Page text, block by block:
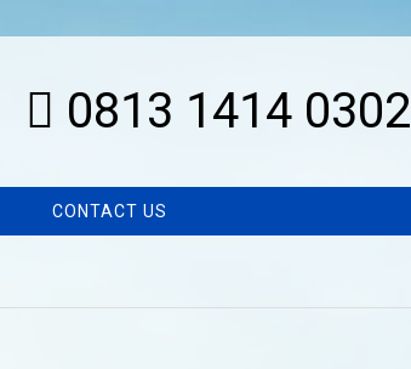
0813 1414 0302
CONTACT US